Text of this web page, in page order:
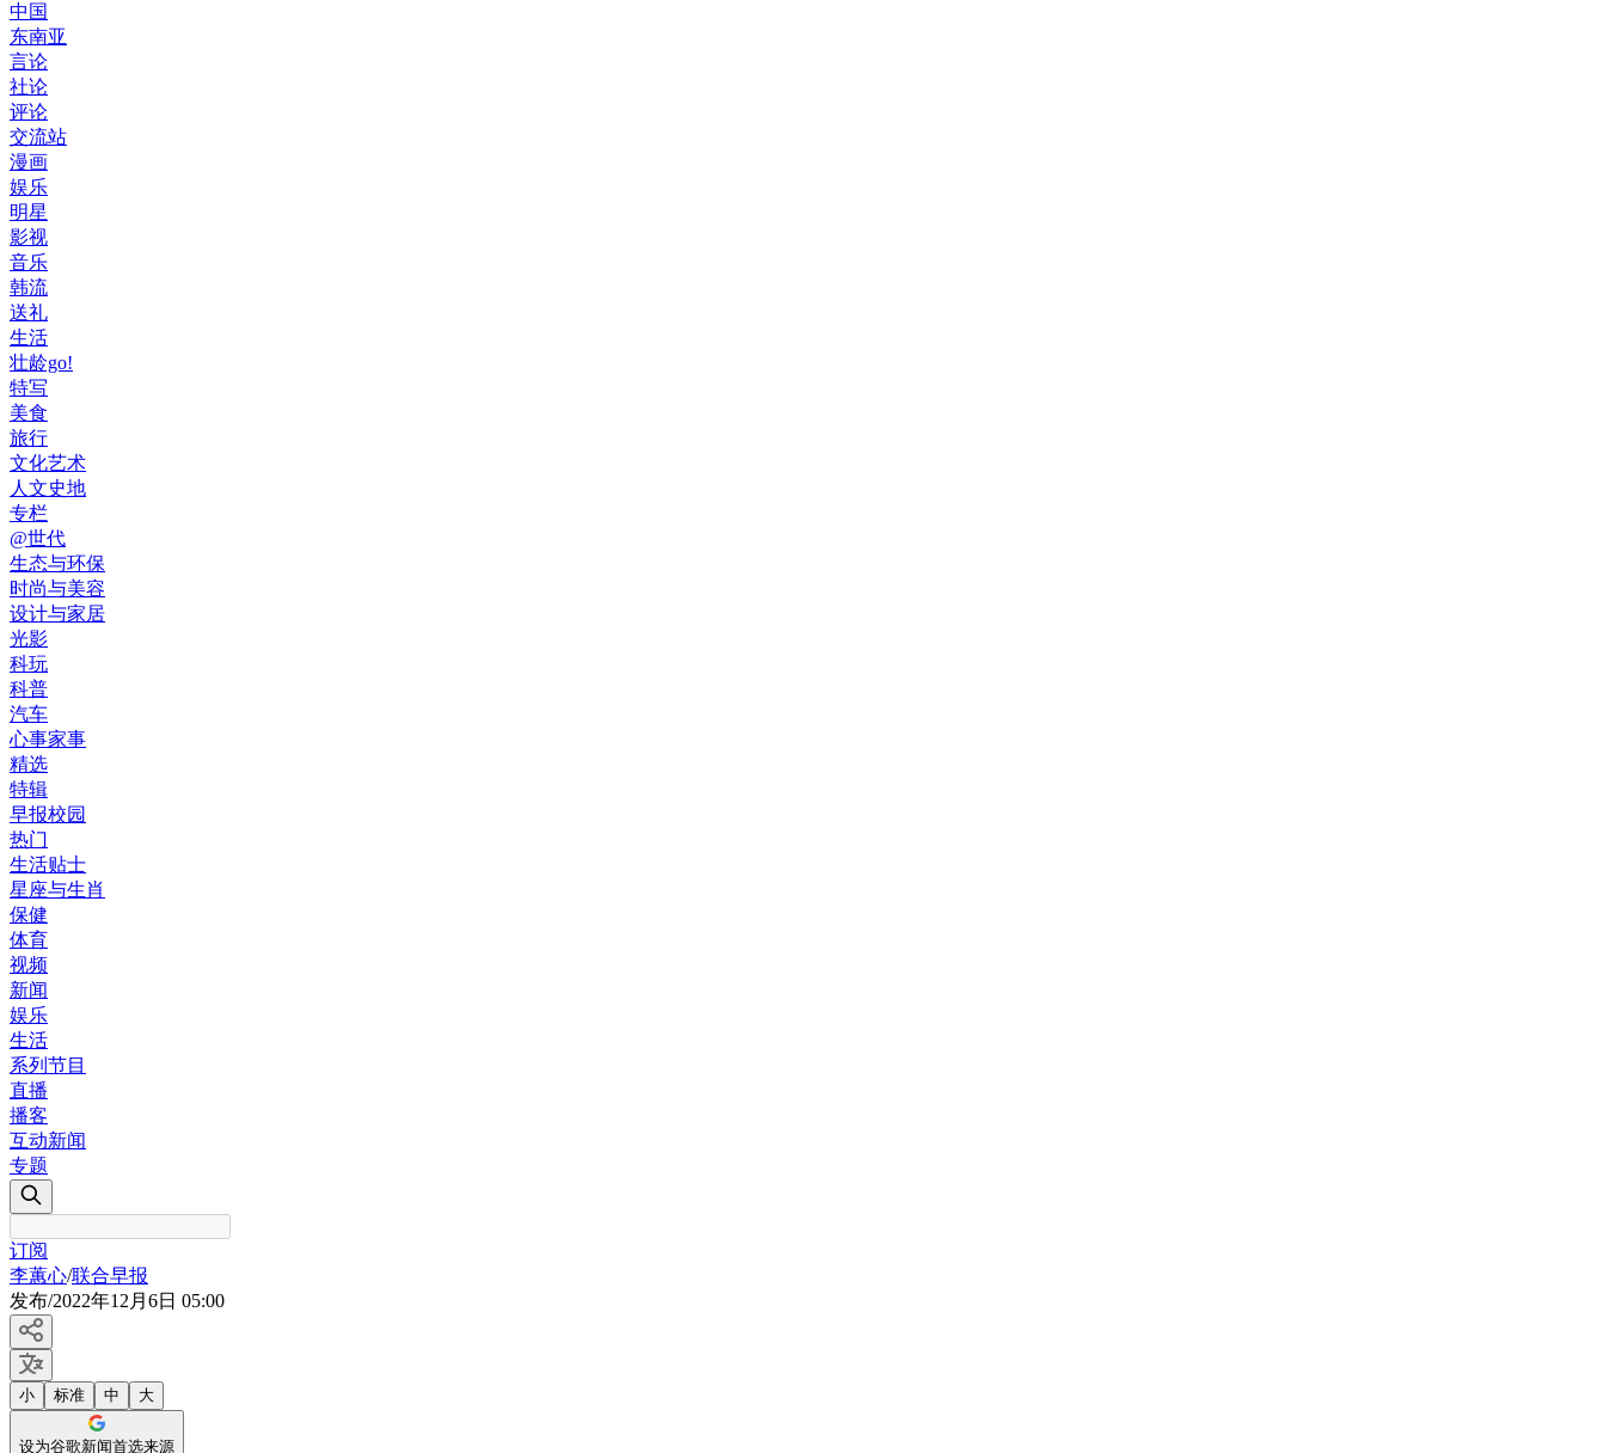
中国
东南亚
言论
社论
评论
交流站
漫画
娱乐
明星
影视
音乐
韩流
送礼
生活
壮龄go!
特写
美食
旅行
文化艺术
人文史地
专栏
@世代
生态与环保
时尚与美容
设计与家居
光影
科玩
科普
汽车
心事家事
精选
特辑
早报校园
热门
生活贴士
星座与生肖
保健
体育
视频
新闻
娱乐
生活
系列节目
直播
播客
互动新闻
专题
订阅
李蕙心/联合早报
发布/2022年12月6日 05:00
小 标准 中 大
设为谷歌新闻首选来源